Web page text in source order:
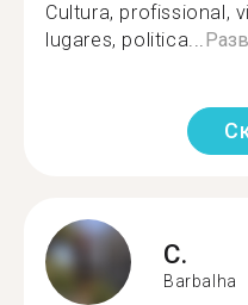
Cultura, profissional,
lugares, politica...
C.
Barbalha